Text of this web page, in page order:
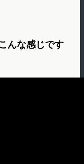
んな感じです